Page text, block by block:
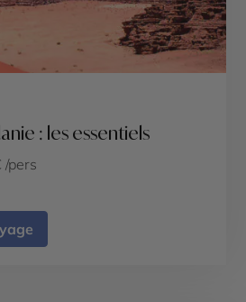
: les essentiels
/pers